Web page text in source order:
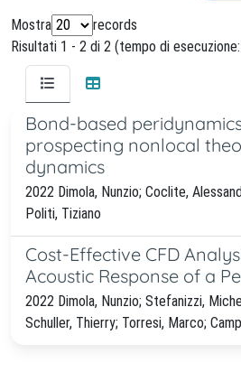
Mostra
records
Risultati 1 - 2 di 2 (tempo di
Bond-based
prospecting nonlocal
dynamics
2022 Dimola, Nunzio; Coclite,
Politi, Tiziano
Cost-Effective CFD
Acoustic Response of a
2022 Dimola, Nunzio; Stefanizzi,
Schuller, Thierry; Torresi, Marco;